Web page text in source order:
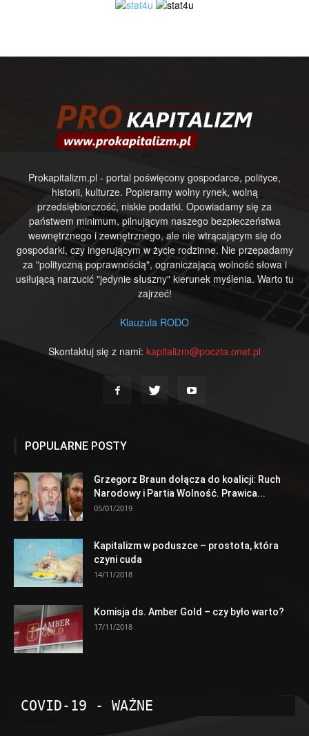
Prokapitalizm.pl - portal poświęcony gospodarce, polityce,
historii, kulturze. Popieramy wolny rynek, wolną
przedsiębiorczość, niskie podatki. Opowiadamy się za
państwem minimum, pilnującym naszego bezpieczeństwa
wewnętrznego i zewnętrznego, ale nie wtrącającym się do
gospodarki, czy ingerującym w życie rodzinne. Nie przepadamy
za "polityczną poprawnością", ograniczającą wolność słowa i
usiłującą narzucić "jedynie słuszny" kierunek myślenia. Warto tu
zajrzeć!
Klauzula RODO
Skontaktuj się z nami: kapitalizm@poczta.onet.pl
POPULARNE POSTY
Grzegorz Braun dołącza do koalicji: Ruch
Narodowy i Partia Wolność. Prawica...
05/01/2019
Kapitalizm w poduszce – prostota, która
czyni cuda
14/11/2018
Komisja ds. Amber Gold – czy było warto?
17/11/2018
COVID-19 - WAŻNE